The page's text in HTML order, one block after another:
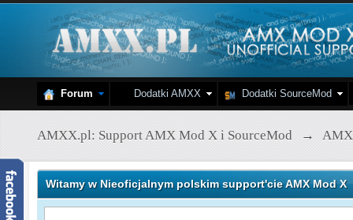
Forum Dodatki AMXX Dodatki SourceMod
AMXX.pl: Support AMX Mod X i SourceMod →
Witamy w Nieoficjalnym polskim support'cie AMX Mod X